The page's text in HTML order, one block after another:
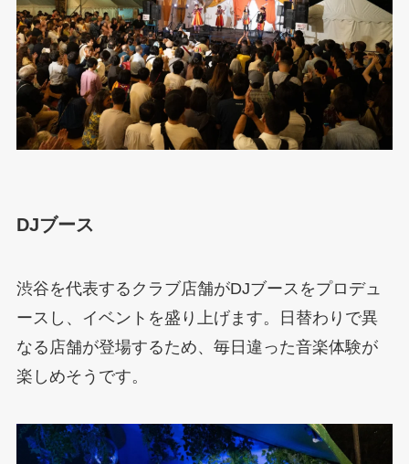
DJブース
渋谷を代表するクラブ店舗がDJブースをプロデュ
ースし、イベントを盛り上げます。日替わりで異
なる店舗が登場するため、毎日違った音楽体験が
楽しめそうです。